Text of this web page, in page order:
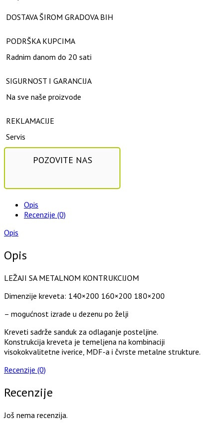
DOSTAVA ŠIROM GRADOVA BIH
PODRŠKA KUPCIMA
Radnim danom do 20 sati
SIGURNOST I GARANCIJA
Na sve naše proizvode
REKLAMACIJE
Servis
POZOVITE NAS
Opis
Recenzije (0)
Opis
Opis
LEŽAJI SA METALNOM KONTRUKCIJOM
Dimenzije kreveta: 140×200 160×200 180×200
– mogućnost izrade u dezenu po želji
Kreveti sadrže sanduk za odlaganje posteljine.
Konstrukcija kreveta je temeljena na kombinaciji
visokokvalitetne iverice, MDF-a i čvrste metalne strukture.
Recenzije (0)
Recenzije
Još nema recenzija.